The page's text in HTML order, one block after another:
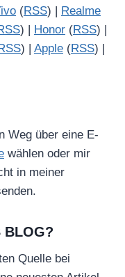
(RSS) |
Realme
) | Honor (RSS) |
RSS) | Apple (RSS) |
Weg über eine E-
wählen oder mir
in meiner
BLOG?
Quelle bei